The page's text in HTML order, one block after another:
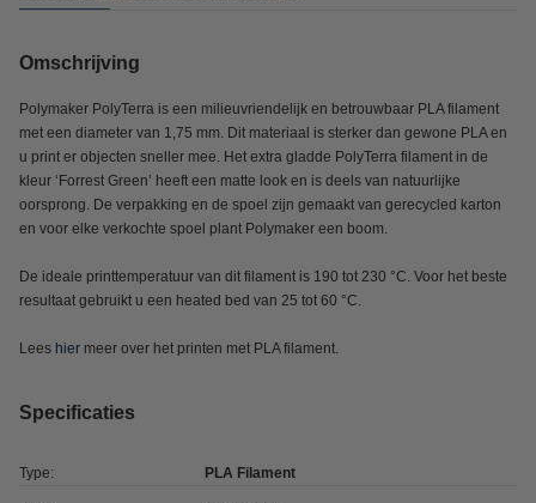
Omschrijving
Polymaker PolyTerra is een milieuvriendelijk en betrouwbaar PLA filament
met een diameter van 1,75 mm. Dit materiaal is sterker dan gewone PLA en
u print er objecten sneller mee. Het extra gladde PolyTerra filament in de
kleur ‘Forrest Green’ heeft een matte look en is deels van natuurlijke
oorsprong. De verpakking en de spoel zijn gemaakt van gerecycled karton
en voor elke verkochte spoel plant Polymaker een boom.
De ideale printtemperatuur van dit filament is 190 tot 230 °C. Voor het beste
resultaat gebruikt u een heated bed van 25 tot 60 °C.
Lees hier meer over het printen met PLA filament.
Specificaties
Type: PLA Filament